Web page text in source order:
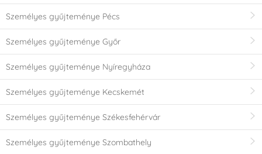
Személyes gyűjteménye Pécs
Személyes gyűjteménye Győr
Személyes gyűjteménye Nyíregyháza
Személyes gyűjteménye Kecskemét
Személyes gyűjteménye Székesfehérvár
Személyes gyűjteménye Szombathely